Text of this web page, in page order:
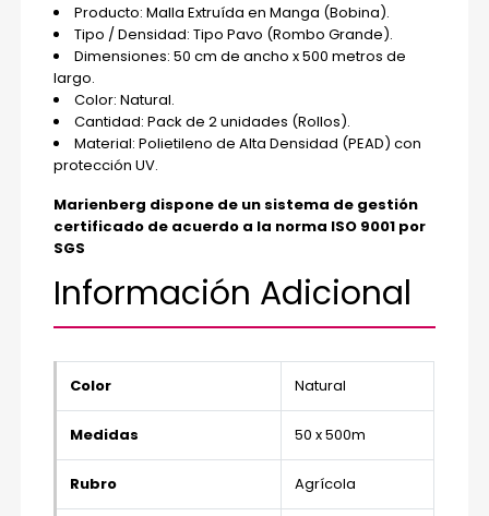
Producto: Malla Extruída en Manga (Bobina).
Tipo / Densidad: Tipo Pavo (Rombo Grande).
Dimensiones: 50 cm de ancho x 500 metros de
largo.
Color: Natural.
Cantidad: Pack de 2 unidades (Rollos).
Material: Polietileno de Alta Densidad (PEAD) con
protección UV.
Marienberg dispone de un sistema de gestión
certificado de acuerdo a la norma ISO 9001 por
SGS
Información Adicional
Color Natural
Medidas 50 x 500m
Rubro Agrícola